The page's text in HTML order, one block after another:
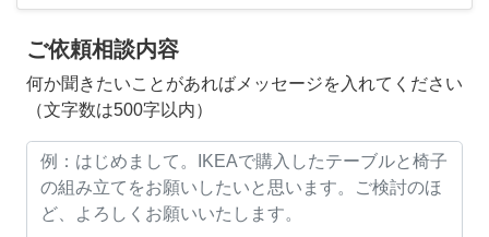
ご依頼相談内容
何か聞きたいことがあればメッセージを入れてください
（文字数は500字以内）